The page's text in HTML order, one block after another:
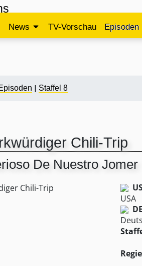
News TV-Vorschau Episoden
Staffel 8
Chili-Trip
De Nuestro Jomer